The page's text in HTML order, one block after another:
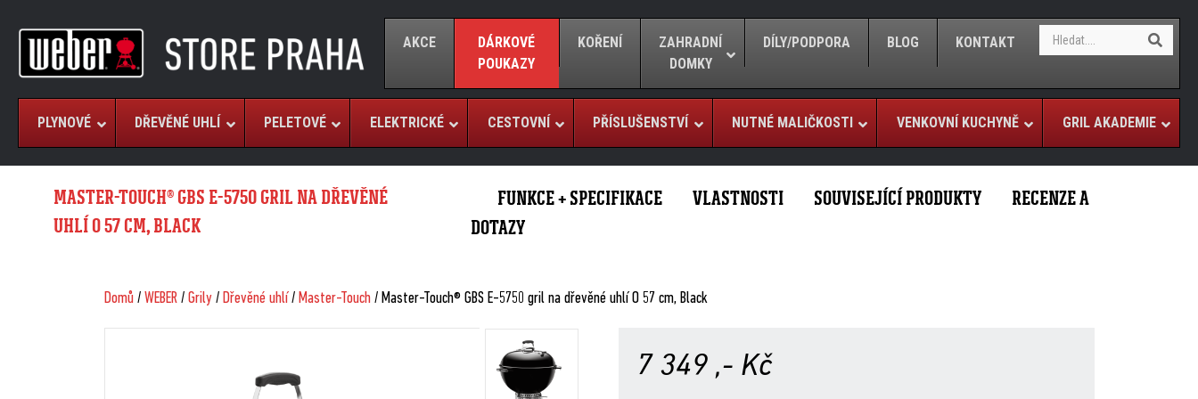
AKCE
DÁRKOVÉ
POUKAZY
KOŘENÍ
ZAHRADNÍ
DOMKY
DÍLY/PODPORA BLOG KONTAKT
r
c
h
e
c
PLYNOVÉ DŘEVĚNÉ UHLÍ PELETOVÉ ELEKTRICKÉ CESTOVNÍ PŘÍSLUŠENSTVÍ NUTNÉ MALIČKOSTI VENKOVNÍ KUCHYNĚ GRIL AKADEMIE
MASTER-TOUCH® GBS E-5750 GRIL NA DŘEVĚNÉ
UHLÍ O 57 CM, BLACK
FUNKCE + SPECIFIKACE VLASTNOSTI SOUVISEJÍCÍ PRODUKTY
RECENZE A
DOTAZY
Domů/ WEBER/ Grily/ Dřevěné uhlí/ Master-Touch/ Master-Touch® GBS E-5750 gril na dřevěné uhlí O 57 cm, Black
7 349 ,- Kč